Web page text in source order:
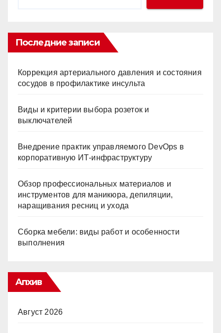
Последние записи
Коррекция артериального давления и состояния
сосудов в профилактике инсульта
Виды и критерии выбора розеток и
выключателей
Внедрение практик управляемого DevOps в
корпоративную ИТ-инфраструктуру
Обзор профессиональных материалов и
инструментов для маникюра, депиляции,
наращивания ресниц и ухода
Сборка мебели: виды работ и особенности
выполнения
Апхив
Август 2026